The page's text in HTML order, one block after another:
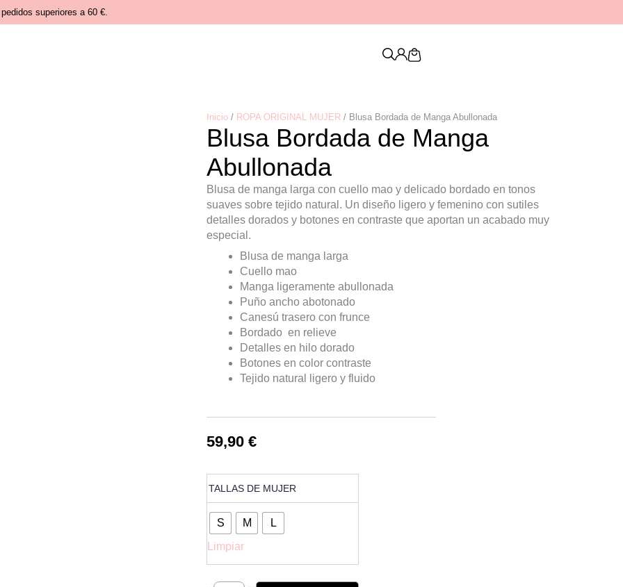
superiores a 60 €.
Inicio / ROPA ORIGINAL MUJER / Blusa Bordada de Manga Abullonada
Blusa Bordada de Manga
Abullonada
Blusa de manga larga con cuello mao y delicado bordado en tonos
suaves sobre tejido natural. Un diseño ligero y femenino con sutiles
detalles dorados y botones en contraste que aportan un acabado muy
especial.
Blusa de manga larga
Cuello mao
Manga ligeramente abullonada
Puño ancho abotonado
Canesú trasero con frunce
Bordado en relieve
Detalles en hilo dorado
Botones en color contraste
Tejido natural ligero y fluido
59,90€
TALLAS DE MUJER
S M
L
Limpiar
Bordada
Manga
Abullonada
cantidad